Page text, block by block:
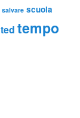
salvare scuola
ted tempo